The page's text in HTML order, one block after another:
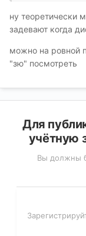
ну теоретически
задевают когда
можно на ровной
"зю" посмотреть
Для
учётную
Вы должны